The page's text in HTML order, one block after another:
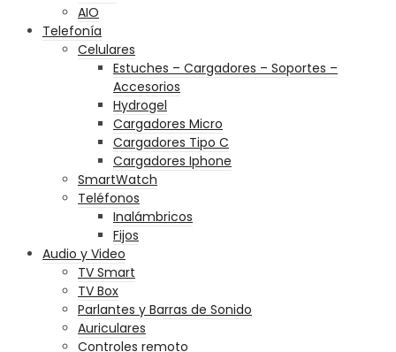
AIO
Telefonía
Celulares
Estuches – Cargadores – Soportes –
Accesorios
Hydrogel
Cargadores Micro
Cargadores Tipo C
Cargadores Iphone
SmartWatch
Teléfonos
Inalámbricos
Fijos
Audio y Video
TV Smart
TV Box
Parlantes y Barras de Sonido
Auriculares
Controles remoto